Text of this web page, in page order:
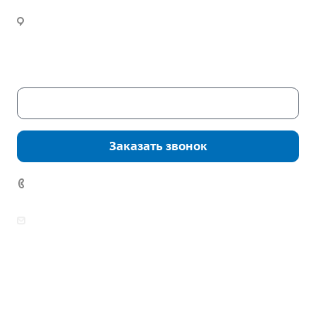
Новости
Заказать звонок